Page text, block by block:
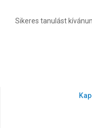
Sikeres tanulást